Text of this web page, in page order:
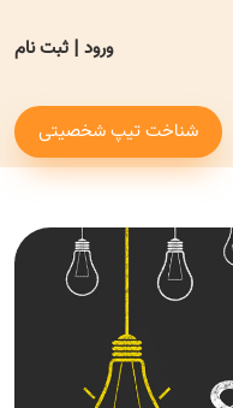
ورود| ثبت نام
شناخت تیپ شخصیتی